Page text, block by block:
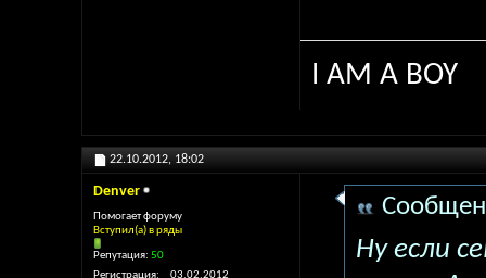
I AM A BOY
22.10.2012, 18:02
Denver
Помогает форуму
Вступил(а) в ряды
Репутация: 50
Ну если